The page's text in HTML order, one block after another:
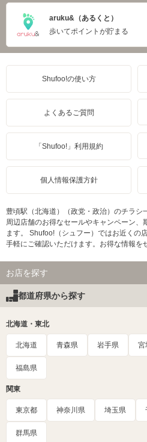
aruku&（あるくと）
歩いてポイントが貯まる
Shufoo!の使い方
よくあるご質問
「Shufoo!」利用規約
個人情報保護方針
豊頃駅（北海道）（政党・政治）のチラシ
周辺店舗のお得なセールやキャンペーン、
ます。 Shufoo!（シュフー）ではお近くの
手軽にご確認いただけます。お得な情報を
お店を探す
都道府県から探す
北海道・東北
北海道 青森県 岩手県 宮
福島県
関東
東京都 神奈川県 埼玉県
群馬県